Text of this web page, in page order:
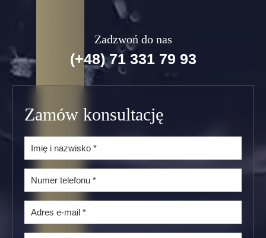
Zadzwoń do nas
(+48) 71 331 79 93
Zamów konsultację